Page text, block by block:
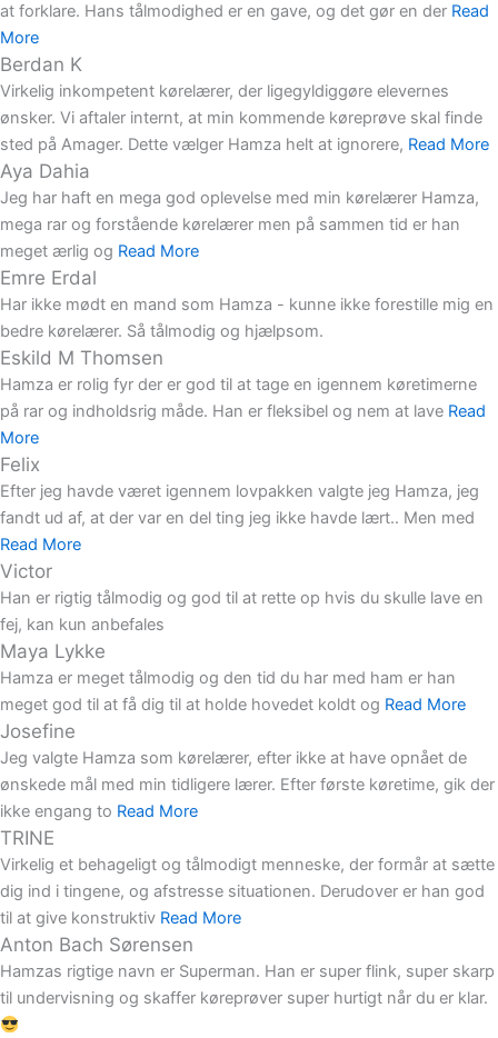
at forklare. Hans tålmodighed er en gave, og det gør en der Read
More
Berdan K
Virkelig inkompetent kørelærer, der ligegyldiggøre elevernes
ønsker. Vi aftaler internt, at min kommende køreprøve skal finde
sted på Amager. Dette vælger Hamza helt at ignorere, Read More
Aya Dahia
Jeg har haft en mega god oplevelse med min kørelærer Hamza,
mega rar og forstående kørelærer men på sammen tid er han
meget ærlig og Read More
Emre Erdal
Har ikke mødt en mand som Hamza - kunne ikke forestille mig en
bedre kørelærer. Så tålmodig og hjælpsom.
Eskild M Thomsen
Hamza er rolig fyr der er god til at tage en igennem køretimerne
på rar og indholdsrig måde. Han er fleksibel og nem at lave Read
More
Felix
Efter jeg havde været igennem lovpakken valgte jeg Hamza, jeg
fandt ud af, at der var en del ting jeg ikke havde lært.. Men med
Read More
Victor
Han er rigtig tålmodig og god til at rette op hvis du skulle lave en
fej, kan kun anbefales
Maya Lykke
Hamza er meget tålmodig og den tid du har med ham er han
meget god til at få dig til at holde hovedet koldt og Read More
Josefine
Jeg valgte Hamza som kørelærer, efter ikke at have opnået de
ønskede mål med min tidligere lærer. Efter første køretime, gik der
ikke engang to Read More
TRINE
Virkelig et behageligt og tålmodigt menneske, der formår at sætte
dig ind i tingene, og afstresse situationen. Derudover er han god
til at give konstruktiv Read More
Anton Bach Sørensen
Hamzas rigtige navn er Superman. Han er super flink, super skarp
til undervisning og skaffer køreprøver super hurtigt når du er klar.